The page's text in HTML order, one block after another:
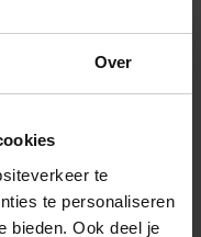
Over
te
te personaliseren
bieden. Ook deel je